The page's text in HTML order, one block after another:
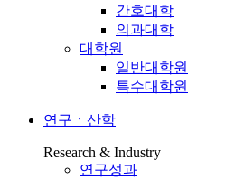
간호대학
의과대학
대학원
일반대학원
특수대학원
연구ㆍ산학
Research & Industry
연구성과